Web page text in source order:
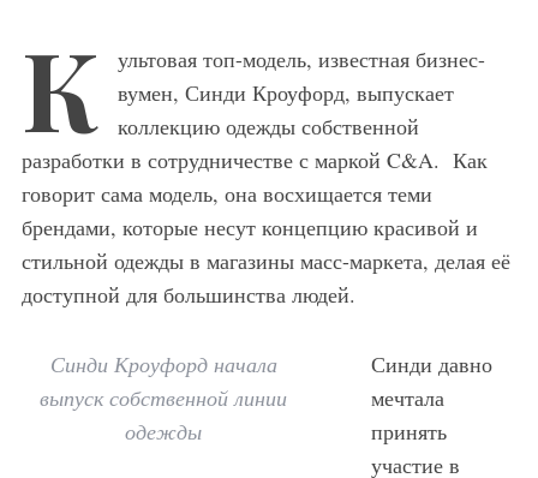
К
ультовая топ-модель, известная бизнес-
вумен, Синди Кроуфорд, выпускает
коллекцию одежды собственной
разработки в сотрудничестве с маркой C&A. Как
говорит сама модель, она восхищается теми
брендами, которые несут концепцию красивой и
стильной одежды в магазины масс-маркета, делая её
доступной для большинства людей.
Синди Кроуфорд начала
выпуск собственной линии
одежды
Синди давно
мечтала
принять
участие в